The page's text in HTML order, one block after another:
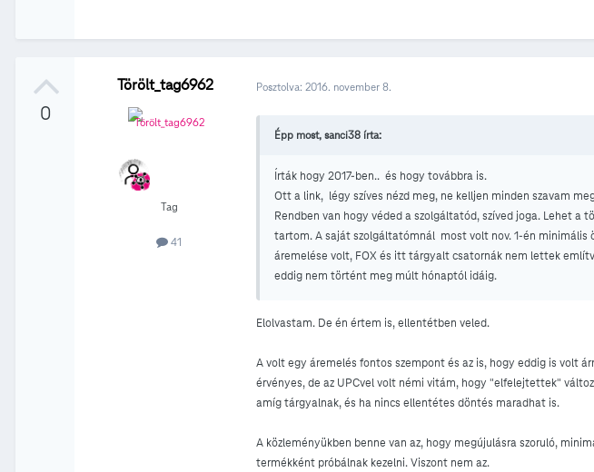
0
Törölt_tag6962
Tag
41
Posztolva: 2016. november 8.
Épp most, sanci38 írta:
Írták hogy 2017-ben.. és hogy továbbra is.
Ott a link, légy szíves nézd meg, ne kelljen minden szavam
Rendben van hogy véded a szolgáltatód, szíved joga. Lehet
tartom. A saját szolgáltatómnál most volt nov. 1-én minimális
áremelése volt, FOX és itt tárgyalt csatornák nem lettek
eddig nem történt meg múlt hónaptól idáig.
Elolvastam. De én értem is, ellentétben veled.
A volt egy áremelés fontos szempont és az is, hogy eddig is volt
érvényes, de az UPCvel volt némi vitám, hogy "elfelejtettek"
amíg tárgyalnak, és ha nincs ellentétes döntés maradhat is.
A közleményükben benne van az, hogy megújulásra szoruló,
termékként próbálnak kezelni. Viszont nem az.